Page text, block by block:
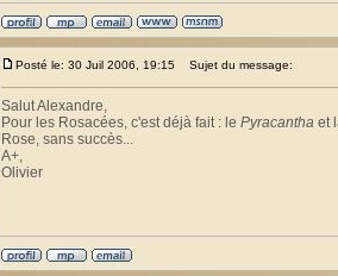
Posté le: 30 Juil 2006, 19:15 Sujet du message:
Salut Alexandre,
Pour les Rosacées, c'est déjà fait : le Pyracantha et
Rose, sans succès...
A+,
Olivier